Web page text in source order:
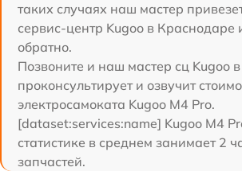
таких случаях наш мастер
сервис-центр Kugoo в Краснодаре
обратно.
Позвоните и наш мастер сц Kugoo
проконсультирует и озвучит
электросамоката Kugoo M4 Pro.
[dataset:services:name] Kugoo M4
статистике в среднем занимает 2
запчастей.